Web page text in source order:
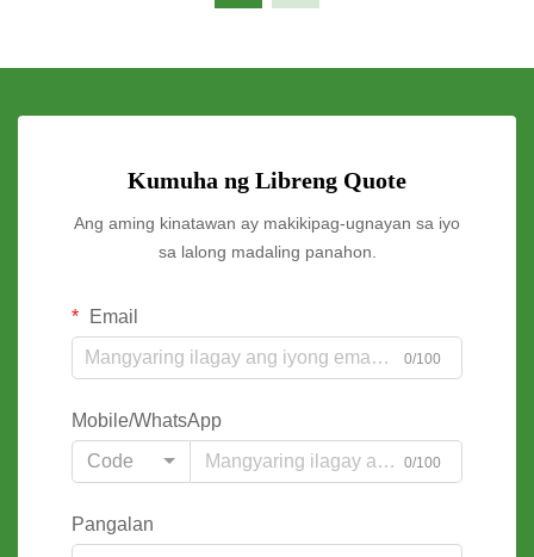
Kumuha ng Libreng Quote
Ang aming kinatawan ay makikipag-ugnayan sa iyo
sa lalong madaling panahon.
Email
0/100
Mobile/WhatsApp
Code
0/100
Pangalan